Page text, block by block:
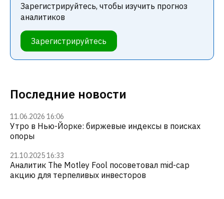
Последние новости
11.06.2026 16:06
Утро в Нью-Йорке: биржевые индексы в поисках
опоры
21.10.2025 16:33
Аналитик The Motley Fool посоветовал mid-cap
акцию для терпеливых инвесторов
Зарегистрируйтесь, чтобы изучить прогноз
аналитиков
Зарегистрируйтесь